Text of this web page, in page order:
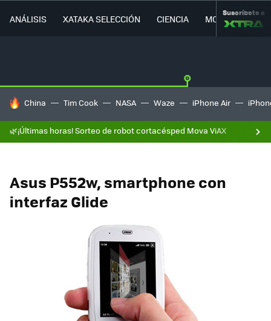
ANÁLISIS XATAKA SELECCIÓN CIENCIA MOVILIDAD
Suscríbete a
HOY SE HABLA DE
China Tim Cook NASA Waze iPhone Air
🌿¡Últimas horas! Sorteo de robot cortacésped Mova ViAX
Asus P552w, smartphone con
interfaz Glide